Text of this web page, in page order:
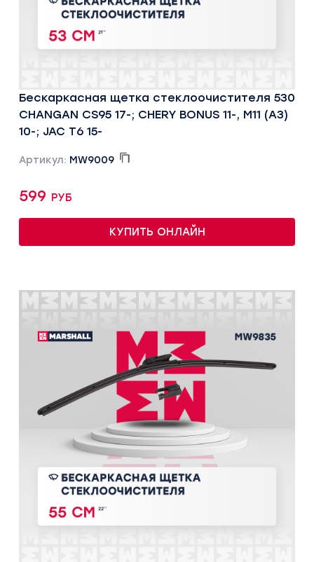
Бескаркасная щетка стеклоочистителя 530
CHANGAN CS95 17-; CHERY BONUS 11-, M11 (A3)
10-; JAC T6 15-
Артикул: MW9009
599 руб
КУПИТЬ ОНЛАЙН